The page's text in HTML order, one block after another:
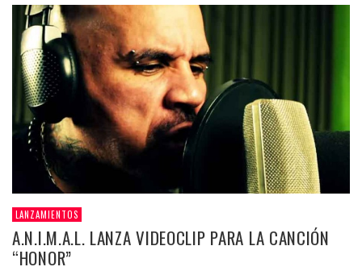
LANZAMIENTOS
A.N.I.M.A.L. LANZA VIDEOCLIP PARA LA CANCIÓN
“HONOR”